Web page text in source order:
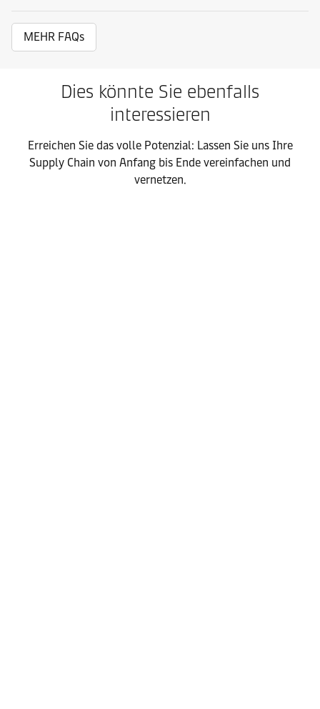
MEHR FAQs
Dies könnte Sie ebenfalls
interessieren
Erreichen Sie das volle Potenzial: Lassen Sie uns Ihre
Supply Chain von Anfang bis Ende vereinfachen und
vernetzen.